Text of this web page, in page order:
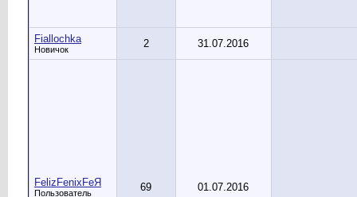
Fiallochka
Новичок 2 31.07.2016
FelizFenixFeЯ
Пользователь 69 01.07.2016